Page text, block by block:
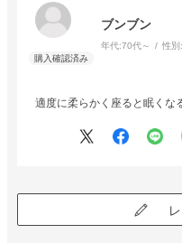
ブンブン
年代:70代～ 性別:
適度に柔らかく座ると眠くな